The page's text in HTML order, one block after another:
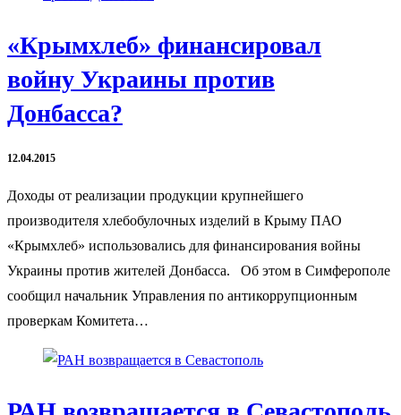
«Крымхлеб» финансировал
войну Украины против
Донбасса?
12.04.2015
Доходы от реализации продукции крупнейшего
производителя хлебобулочных изделий в Крыму ПАО
«Крымхлеб» использовались для финансирования войны
Украины против жителей Донбасса. Об этом в Симферополе
сообщил начальник Управления по антикоррупционным
проверкам Комитета…